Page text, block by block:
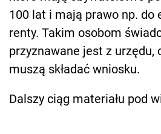
100 lat i mają prawo np. do
renty. Takim osobom
przyznawane jest z urzędu,
muszą składać wniosku.
Dalszy ciąg materiału pod